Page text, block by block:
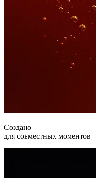
Создано
для совместных моментов